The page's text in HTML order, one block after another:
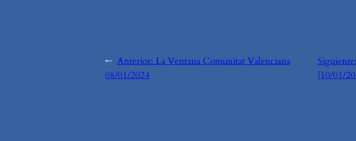
← Anterior: La Ventana Comunitat Valenciana
08/01/2024
Siguiente:
(10/01/